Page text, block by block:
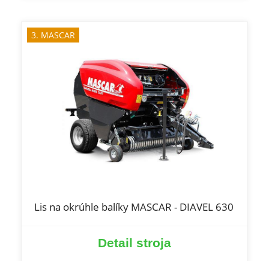
3. MASCAR
Lis na okrúhle balíky MASCAR - DIAVEL 630
Detail stroja